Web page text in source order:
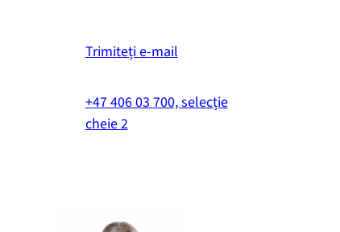
Trimiteți e-mail
+47 406 03 700, selecție
cheie 2